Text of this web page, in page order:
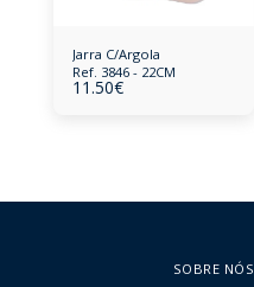
Jarra C/Argola
Ref. 3846 - 22CM
11.50€
SOBRE NÓS